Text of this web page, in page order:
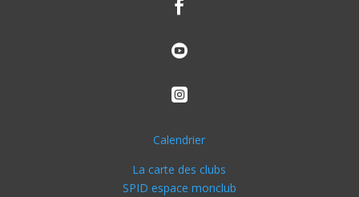



Calendrier
La carte des clubs
SPID espace monclub